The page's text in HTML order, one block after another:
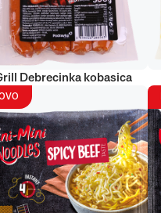
Debrecinka kobasica